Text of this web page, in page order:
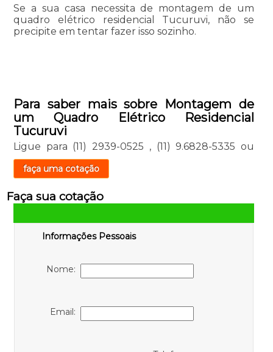
Se a sua casa necessita de montagem de um
quadro elétrico residencial Tucuruvi, não se
precipite em tentar fazer isso sozinho.
Para saber mais sobre Montagem de
um Quadro Elétrico Residencial
Tucuruvi
Ligue para (11) 2939-0525 , (11) 9.6828-5335 ou
faça uma cotação
Faça sua cotação
Informações Pessoais
Nome:
Email: